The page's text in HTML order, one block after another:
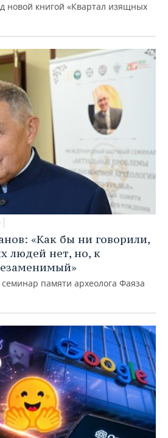
новой книгой «Квартал изящных
«Как бы ни говорили,
людей нет, но, к
памяти археолога Фаяза